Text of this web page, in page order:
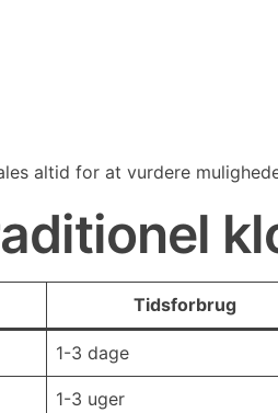
altid for at vurdere
Tidsforbrug
1-3 dage
1-3 uger